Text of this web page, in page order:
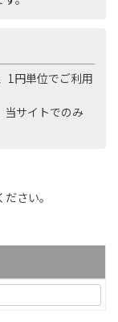
1円単位でご利用
サイトでのみ
さい。